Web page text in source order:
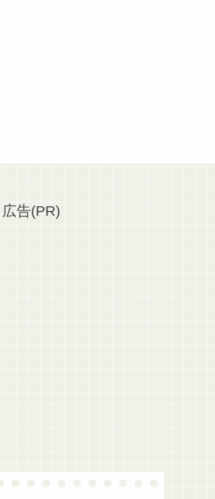
広告(PR)